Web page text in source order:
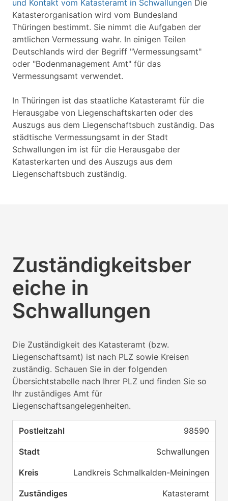
und Kontakt vom Katasteramt in Schwallungen Die
Katasterorganisation wird vom Bundesland
Thüringen bestimmt. Sie nimmt die Aufgaben der
amtlichen Vermessung wahr. In einigen Teilen
Deutschlands wird der Begriff "Vermessungsamt"
oder "Bodenmanagement Amt" für das
Vermessungsamt verwendet.
In Thüringen ist das staatliche Katasteramt für die
Herausgabe von Liegenschaftskarten oder des
Auszugs aus dem Liegenschaftsbuch zuständig. Das
städtische Vermessungsamt in der Stadt
Schwallungen im ist für die Herausgabe der
Katasterkarten und des Auszugs aus dem
Liegenschaftsbuch zuständig.
Zuständigkeitsber
eiche in
Schwallungen
Die Zuständigkeit des Katasteramt (bzw.
Liegenschaftsamt) ist nach PLZ sowie Kreisen
zuständig. Schauen Sie in der folgenden
Übersichtstabelle nach Ihrer PLZ und finden Sie so
Ihr zuständiges Amt für
Liegenschaftsangelegenheiten.
98590
Schwallungen
Landkreis Schmalkalden-Meiningen
Katasteramt